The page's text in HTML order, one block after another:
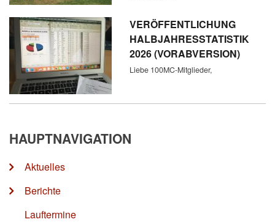
VERÖFFENTLICHUNG
HALBJAHRESSTATISTIK
2026 (VORABVERSION)
Liebe 100MC-Mitglieder,
HAUPTNAVIGATION
Aktuelles
Berichte
Lauftermine